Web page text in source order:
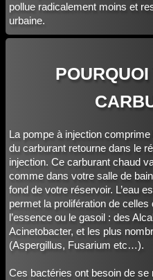
pollue radicalement moins et
urbaine.
La pompe à injection
du carburant retourne dans le
injection. Ce carburant chaud
comme dans votre salle de
fond de votre réservoir. L’eau
permet la prolifération de
l’essence ou le gasoil : des
Acinetobacter, et les plus
(Aspergillus, Fusarium etc…).
Ces bactéries ont besoin de se